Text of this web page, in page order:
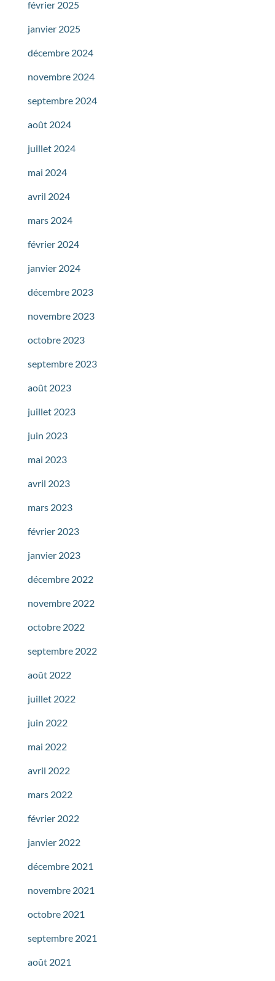
février 2025
janvier 2025
décembre 2024
novembre 2024
septembre 2024
août 2024
juillet 2024
mai 2024
avril 2024
mars 2024
février 2024
janvier 2024
décembre 2023
novembre 2023
octobre 2023
septembre 2023
août 2023
juillet 2023
juin 2023
mai 2023
avril 2023
mars 2023
février 2023
janvier 2023
décembre 2022
novembre 2022
octobre 2022
septembre 2022
août 2022
juillet 2022
juin 2022
mai 2022
avril 2022
mars 2022
février 2022
janvier 2022
décembre 2021
novembre 2021
octobre 2021
septembre 2021
août 2021